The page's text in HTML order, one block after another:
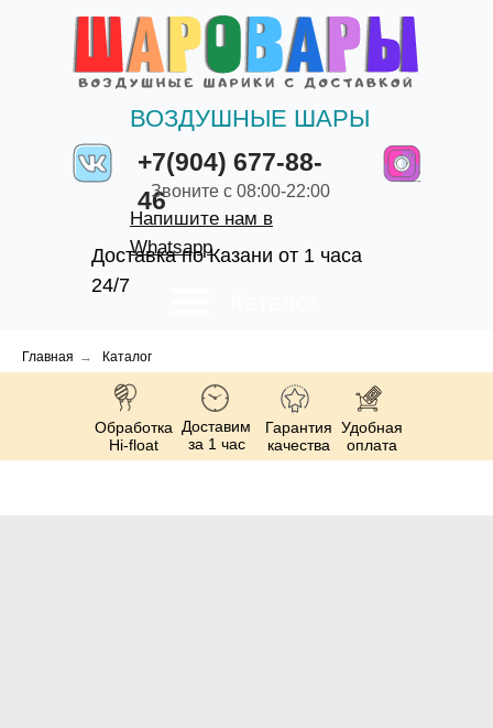
+7(904) 677-88-
46
ВОЗДУШНЫЕ ШАРЫ
Доставка по Казани от 1 часа
24/7
Звоните с 08:00-22:00
Напишите нам в
Whatsapp
Главная → Каталог
Обработка
Hi-float
Доставим
за 1 час
Гарантия
качества
Удобная
оплата